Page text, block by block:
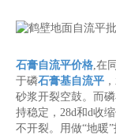
石膏自流平价格,在
于磷石膏基自流平
砂浆开裂空鼓。而
持稳定，28d和d收
不开裂。用做“地暖